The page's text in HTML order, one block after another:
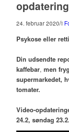
24. februar 2020/i
Psykose eller
Din udsendte
kaffebar, men
supermarkedet,
tomater.
Video-
24.2, søndag